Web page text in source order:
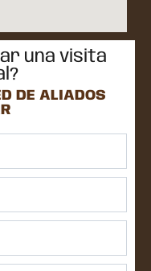
una visita
DE ALIADOS